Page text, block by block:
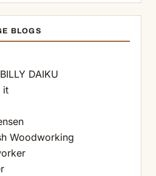
BLOGS
DAIKU
it
Woodworking